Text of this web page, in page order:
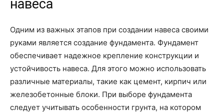
навеса
Одним из важных этапов при создании навеса своими
руками является создание фундамента. Фундамент
обеспечивает надежное крепление конструкции и
устойчивость навеса. Для этого можно использовать
различные материалы, такие как цемент, кирпич или
железобетонные блоки. При выборе фундамента
следует учитывать особенности грунта, на котором